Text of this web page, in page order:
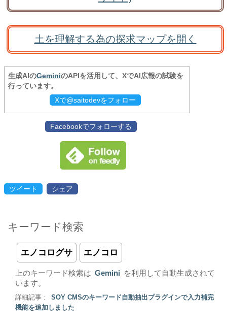
土を理解する為の探求マップを開く
生成AIのGeminiのAPIを活用して、XでAI広報の試験を
行っています。
Xで@saitodevをフォロー
Facebookでフォローする
ツイート シェア
キーワード検索
エノコログサ エノコロ
上のキーワード検索は Gemini
を利用して自動生成されて
います。
詳細記事 :
SOY CMSのキーワード自動抽出プラグインで入力補完
機能を追加しました